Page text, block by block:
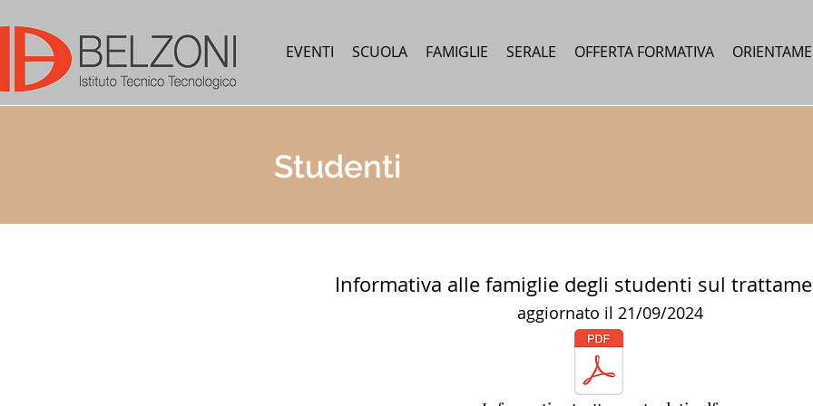
EVENTI SCUOLA FAMIGLIE SERALE OFFERTA FORMATIVA
Studenti
Informativa alle famiglie degli studenti sul
aggiornato il 21/09/2024